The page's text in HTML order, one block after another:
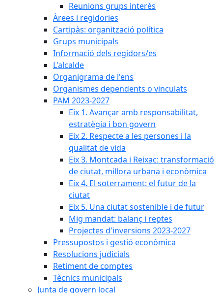
Reunions grups interès
Àrees i regidories
Cartipàs: organització política
Grups municipals
Informació dels regidors/es
L'alcalde
Organigrama de l'ens
Organismes dependents o vinculats
PAM 2023-2027
Eix 1. Avançar amb responsabilitat,
estratègia i bon govern
Eix 2. Respecte a les persones i la
qualitat de vida
Eix 3. Montcada i Reixac: transformació
de ciutat, millora urbana i econòmica
Eix 4. El soterrament: el futur de la
ciutat
Eix 5. Una ciutat sostenible i de futur
Mig mandat: balanç i reptes
Projectes d'inversions 2023-2027
Pressupostos i gestió econòmica
Resolucions judicials
Retiment de comptes
Tècnics municipals
Junta de govern local